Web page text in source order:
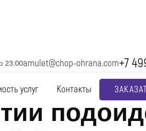
23:00amulet@chop-ohrana.com+7
услуг Контакты